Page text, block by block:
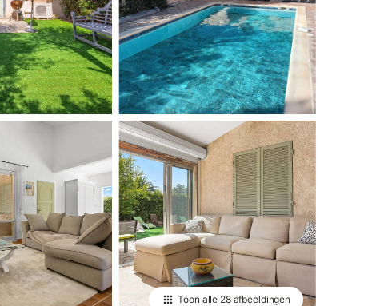
Toon alle 28 afbeeldingen